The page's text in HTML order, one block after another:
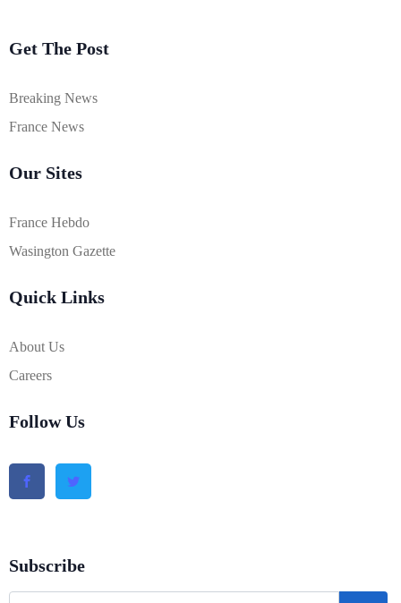
Get The Post
Breaking News
France News
Our Sites
France Hebdo
Wasington Gazette
Quick Links
About Us
Careers
Follow Us
Subscribe